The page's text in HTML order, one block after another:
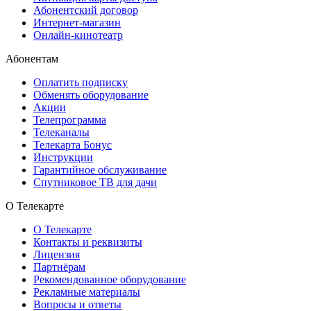
Абонентский договор
Интернет-магазин
Онлайн-кинотеатр
Абонентам
Оплатить подписку
Обменять оборудование
Акции
Телепрограмма
Телеканалы
Телекарта Бонус
Инструкции
Гарантийное обслуживание
Спутниковое ТВ для дачи
О Телекарте
О Телекарте
Контакты и реквизиты
Лицензия
Партнёрам
Рекомендованное оборудование
Рекламные материалы
Вопросы и ответы